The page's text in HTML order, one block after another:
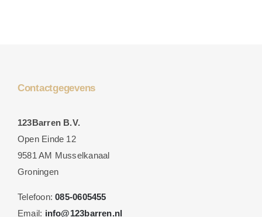
Contactgegevens
123Barren B.V.
Open Einde 12
9581 AM Musselkanaal
Groningen
Telefoon:085-0605455
Email: info@123barren.nl